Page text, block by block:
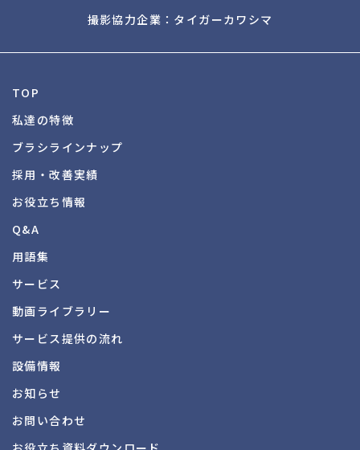
撮影協力企業：タイガーカワシマ
TOP
私達の特徴
ブラシラインナップ
採用・改善実績
お役立ち情報
Q&A
用語集
サービス
動画ライブラリー
サービス提供の流れ
設備情報
お知らせ
お問い合わせ